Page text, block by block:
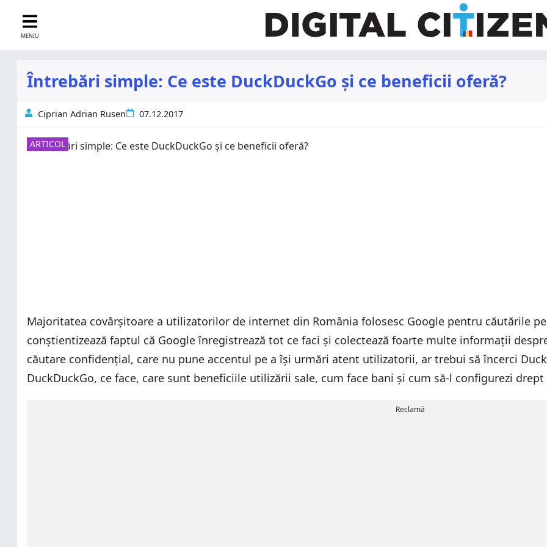
MENIU
Întrebări simple: Ce este DuckDuckGo și ce beneficii oferă?
Ciprian Adrian Rusen 07.12.2017
ARTICOL
Majoritatea covârșitoare a utilizatorilor de internet din România folosesc Google pentru căutările
conștientizează faptul că Google înregistrează tot ce faci și colectează foarte multe informații
căutare confidențial, care nu pune accentul pe a își urmări atent utilizatorii, ar trebui să încerci
DuckDuckGo, ce face, care sunt beneficiile utilizării sale, cum face bani și cum să-l configurezi
Reclamă